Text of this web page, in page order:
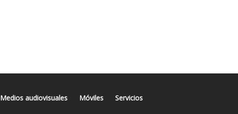
Medios audiovisuales Móviles Servicios